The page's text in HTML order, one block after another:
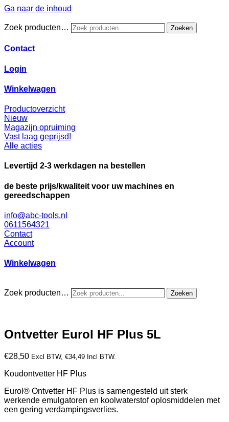
Ga naar de inhoud
Zoek producten… Zoeken
Contact
Login
Winkelwagen
Productoverzicht
Nieuw
Magazijn opruiming
Vast laag geprijsd!
Alle acties
Levertijd 2-3 werkdagen na bestellen
de beste prijs/kwaliteit voor uw machines en
gereedschappen
info@abc-tools.nl
0611564321
Contact
Account
Winkelwagen
Zoek producten… Zoeken
Ontvetter Eurol HF Plus 5L
€28,50 Excl BTW, €34,49 Incl BTW.
Koudontvetter HF Plus
Eurol® Ontvetter HF Plus is samengesteld uit sterk
werkende emulgatoren en koolwaterstof oplosmiddelen met
een gering verdampingsverlies.